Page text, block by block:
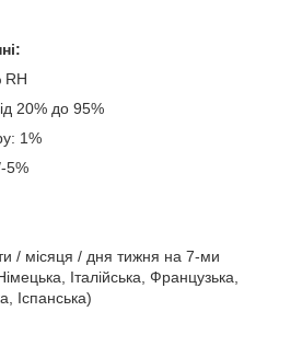
RH
20% до 95%
1%
5%
/ місяця / дня тижня на 7-ми
Італійська, Французька,
Іспанська)